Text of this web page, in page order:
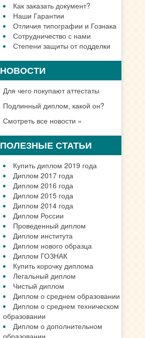
Как заказать документ?
Наши Гарантии
Отличия типографии и Гознака
Сотрудничество с нами
Степени защиты от подделки
НОВОСТИ
Для чего покупают аттестаты
Подлинный диплом, какой он?
Смотреть все новости »
ПОЛЕЗНЫЕ СТАТЬИ
Купить диплом 2019 года
Диплом 2017 года
Диплом 2016 года
Диплом 2015 года
Диплом 2014 года
Диплом России
Проведенный диплом
Диплом института
Диплом нового образца
Диплом ГОЗНАК
Купить корочку диплома
Легальный диплом
Чистый диплом
Диплом о среднем образовании
Диплом о среднем техническом
образовании
Диплом о дополнительном
образовании